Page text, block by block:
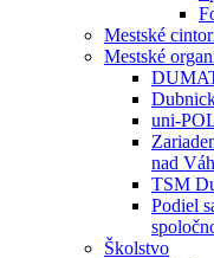
Mestské
Mestské
uni-
nad
TSM
Podiel
Školstvo